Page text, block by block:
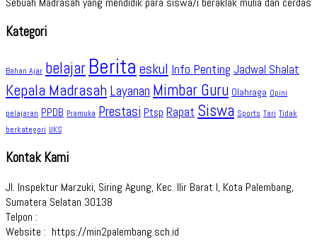
Kategori
Bahan Ajar belajar Berita eskul Info Penting Jadwal Shalat
Kepala Madrasah Layanan Mimbar Guru Olahraga Opini
pelajaran PPDB Pramuka Prestasi Ptsp Rapat Siswa Sports Tari Tidak
berkategori UKS
Kontak Kami
Jl. Inspektur Marzuki, Siring Agung, Kec. Ilir Barat I, Kota Palembang,
Sumatera Selatan 30138
Telpon :
Website : https://min2palembang.sch.id